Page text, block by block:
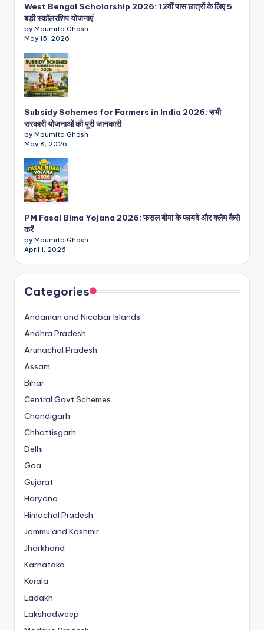
West Bengal Scholarship 2026: 12वीं पास छात्रों के लिए 5
बड़ी स्कॉलरशिप योजनाएं
by Moumita Ghosh
May 15, 2026
Subsidy Schemes for Farmers in India 2026: सभी
सरकारी योजनाओं की पूरी जानकारी
by Moumita Ghosh
May 8, 2026
PM Fasal Bima Yojana 2026: फसल बीमा के फायदे और क्लेम कैसे
करें
by Moumita Ghosh
April 1, 2026
Categories
Andaman and Nicobar Islands
Andhra Pradesh
Arunachal Pradesh
Assam
Bihar
Central Govt Schemes
Chandigarh
Chhattisgarh
Delhi
Goa
Gujarat
Haryana
Himachal Pradesh
Jammu and Kashmir
Jharkhand
Karnataka
Kerala
Ladakh
Lakshadweep